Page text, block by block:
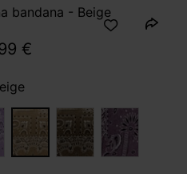
bandana - Beige
€